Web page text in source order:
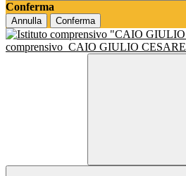
Conferma
Annulla Conferma
comprensivo CAIO GIULIO CESARE